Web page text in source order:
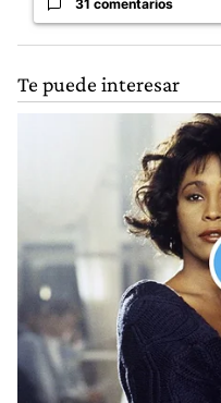
31 comentarios